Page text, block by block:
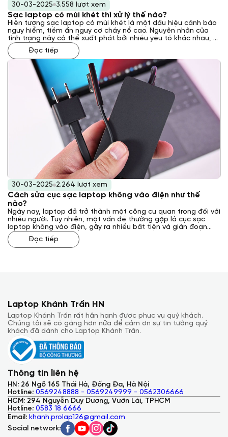
30-03-2025 3.558 lượt xem
Sạc laptop có mùi khét thì xử lý thế nào?
Hiện tượng sạc laptop có mùi khét là một dấu hiệu cảnh báo
nguy hiểm, tiềm ẩn nguy cơ cháy nổ cao. Nguyên nhân của
tình trạng này có thể xuất phát bởi nhiều yếu tố khác nhau, từ
lỗi kỹ thuật bên trong sạc đến các vấn đề về nguồn điện hoặc
môi trường sử dụng. Vậy phải xử lý như thế nào khi gặp phải
tình trạng này? Laptop Khánh Trần sẽ giải đáp cho bạn qua
bài viết sau đây.
Đọc tiếp
30-03-2025 2.264 lượt xem
Cách sửa cục sạc laptop không vào điện như thế
nào?
Ngày nay, laptop đã trở thành một công cụ quan trọng đối với
nhiều người. Tuy nhiên, một vấn đề thường gặp là cục sạc
laptop không vào điện, gây ra nhiều bất tiện và gián đoạn
công việc. Vậy, cách sửa cục sạc laptop không vào điện như
thế nào? Laptop Khánh Trần sẽ giải đáp cho bạn qua bài viết
sau đây.
Đọc tiếp
Laptop Khánh Trần HN
Laptop Khánh Trần rất hân hạnh được phục vụ quý khách.
Chúng tôi sẽ cố gắng hơn nữa để cảm ơn sự tin tưởng quý
khách đã dành cho Laptop Khánh Trần.
Thông tin liên hệ
HN: 26 Ngõ 165 Thái Hà, Đống Đa, Hà Nội
Hotline: 0569248888 - 0569249999 - 0562306666
HCM: 294 Nguyễn Duy Dương, Vườn Lài, TPHCM
Hotline: 0583 18 6666
Email: khanh.prolap126@gmail.com
Social network: